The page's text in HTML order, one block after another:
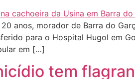
anos, morador de Barra do
para o Hospital Hugol em
em […]
tem